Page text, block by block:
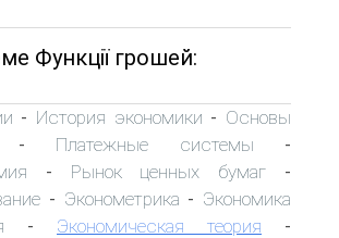
Функції грошей:
- История экономики - Основы
Платежные системы -
- Рынок ценных бумаг -
- Эконометрика - Экономика
- Экономическая теория -